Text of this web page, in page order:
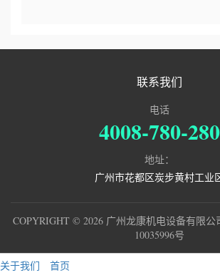
联系我们
电话
4008-780-280
地址：
广州市花都区炭步黄村工业
COPYRIGHT © 2026 广州龙康机电设备有限公
10035996号
关于我们
首页